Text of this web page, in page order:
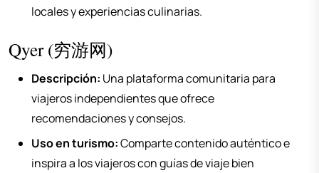
locales y experiencias culinarias.
Qyer (穷游网)
Descripción: Una plataforma comunitaria para
viajeros independientes que ofrece
recomendaciones y consejos.
Uso en turismo:Comparte contenido auténtico e
inspira a los viajeros con guías de viaje bien